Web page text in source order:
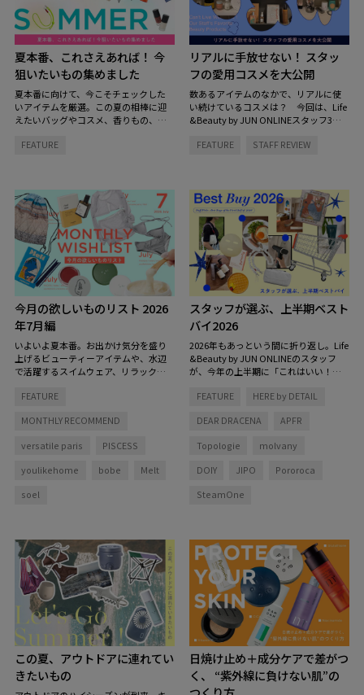
夏本番、これさえあれば！ 今
狙いたいもの集めました
夏本番に向けて、今こそチェックした
いアイテムを厳選。この夏の相棒に迎
えたいバッグやコスメ、香りもの、イ
プをご紹介します。
FEATURE
リアルに手放せない！ スタッ
フの愛用コスメを大公開
数あるアイテムのなかで、リアルに使
い続けているコスメは？ 今回は、Life
&Beauty by JUN ONLINEスタッフ3名
キンケアからヘアケアまで、毎日の定
FEATURE STAFF REVIEW
今月の欲しいものリスト 2026
年7月編
いよいよ夏本番。お出かけ気分を盛り
上げるビューティーアイテムや、水辺
で活躍するスイムウェア、リラックス
と心地よく、自分らしく過ごすための
FEATURE
MONTHLY RECOMMEND
versatile paris PISCESS
youlikehome bobe Melt
soel
スタッフが選ぶ、上半期ベスト
バイ2026
2026年もあっという間に折り返し。Life
&Beauty by JUN ONLINEのスタッフ
が、今年の上半期に「これはいい！」
しました。
FEATURE HERE by DETAIL
DEAR DRACENA APFR
Topologie molvany
DOIY JIPO Pororoca
SteamOne
この夏、アウトドアに連れてい
きたいもの
日焼け止め＋成分ケアで差がつ
く、 “紫外線に負けない肌”の